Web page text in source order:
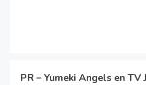
PR – Yumeki Angels en TV